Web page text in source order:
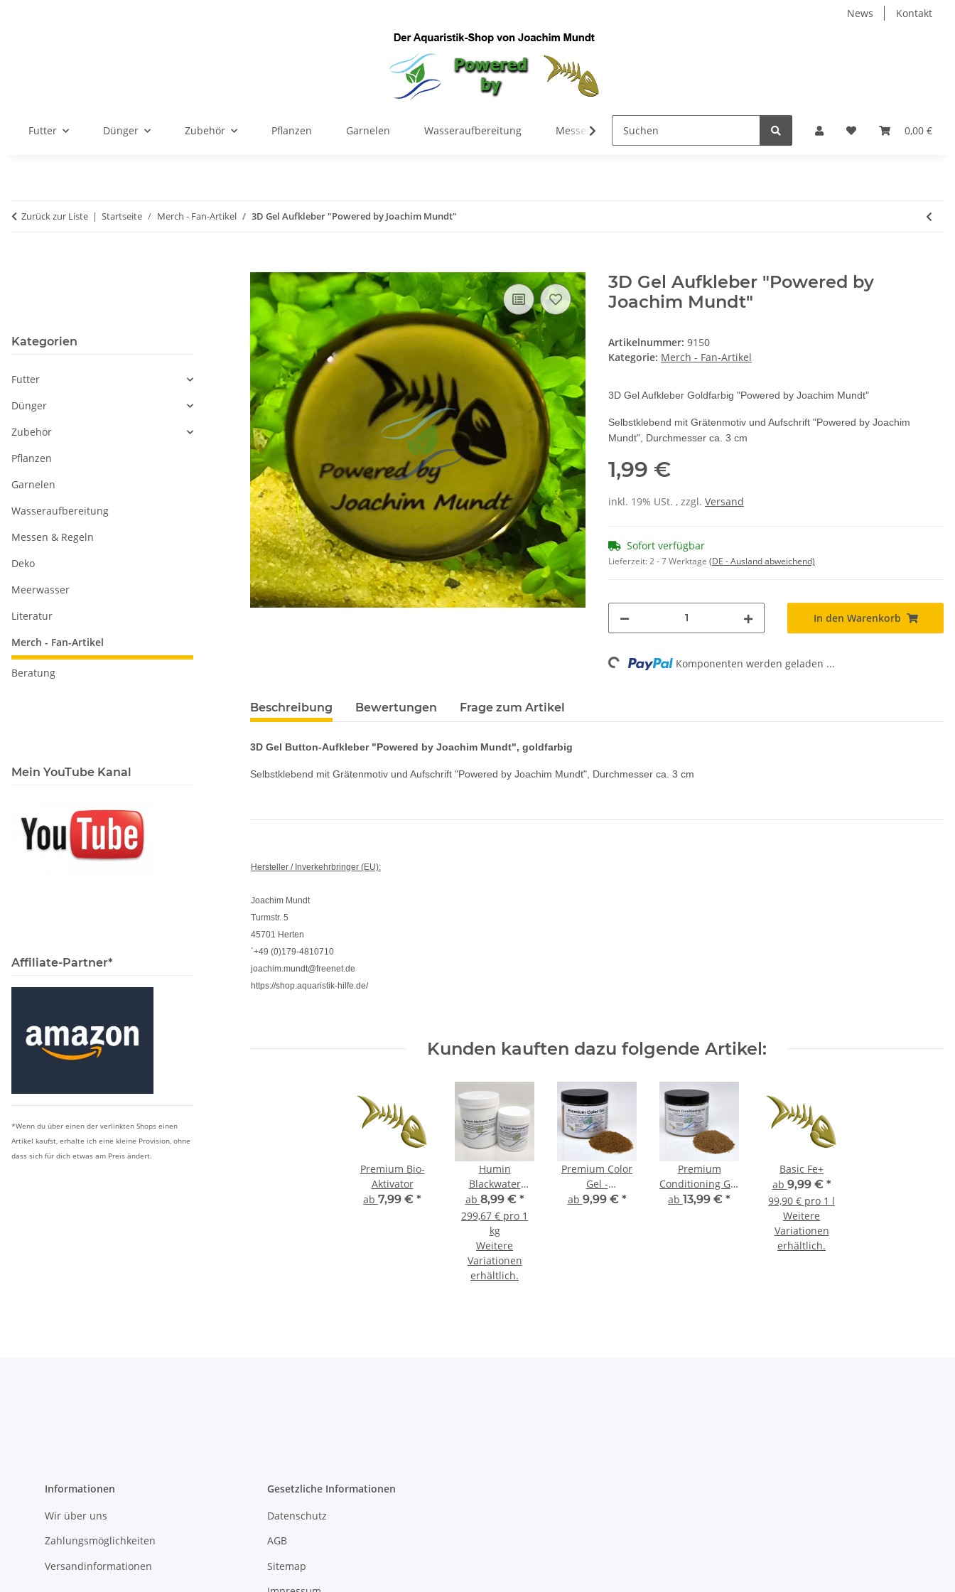
News Kontakt
0,00 €
Futter Dünger Zubehör Pflanzen Garnelen Wasseraufbereitung Messen & Regeln Meerwasser Literatur Merch -
Zurück zur Liste Startseite Merch - Fan-Artikel 3D Gel Aufkleber "Powered by Joachim Mundt"
3D Gel Aufkleber "Powered by
Joachim Mundt"
Artikelnummer: 9150
Kategorie: Merch - Fan-Artikel
3D Gel Aufkleber Goldfarbig "Powered by Joachim Mundt"
Selbstklebend mit Grätenmotiv und Aufschrift "Powered by Joachim
Mundt", Durchmesser ca. 3 cm
1,99 €
inkl. 19% USt. , zzgl. Versand
Sofort verfügbar
Lieferzeit:2 - 7 Werktage (DE - Ausland abweichend)
In den Warenkorb
Loading... Komponenten werden geladen ...
Beschreibung Bewertungen Frage zum Artikel
3D Gel Button-Aufkleber "Powered by Joachim Mundt", goldfarbig
Selbstklebend mit Grätenmotiv und Aufschrift "Powered by Joachim Mundt", Durchmesser ca. 3 cm
Hersteller / Inverkehrbringer (EU):
Joachim Mundt
Turmstr. 5
45701 Herten
´+49 (0)179-4810710
joachim.mundt@freenet.de
https://shop.aquaristik-hilfe.de/
Kunden kauften dazu folgende Artikel:
Premium Bio-
Aktivator
ab 7,99 € *
Humin
Blackwater
Booster
ab 8,99 € *
299,67 € pro 1
kg
Weitere
Variationen
erhältlich.
Premium Color
Gel -
gelierfähiges
ab 9,99 € *
Premium
Conditioning Gel
- gelierfähiges
ab 13,99 € *
Basic Fe+
ab 9,99 € *
99,90 € pro 1 l
Weitere
Variationen
erhältlich.
Kategorien
Futter
Dünger
Zubehör
Pflanzen
Garnelen
Wasseraufbereitung
Messen & Regeln
Deko
Meerwasser
Literatur
Merch - Fan-Artikel
Beratung
Mein YouTube Kanal
Affiliate-Partner*
*Wenn du über einen der verlinkten Shops einen
Artikel kaufst, erhalte ich eine kleine Provision, ohne
dass sich für dich etwas am Preis ändert.
Informationen
Wir über uns
Zahlungsmöglichkeiten
Versandinformationen
Gesetzliche Informationen
Datenschutz
AGB
Sitemap